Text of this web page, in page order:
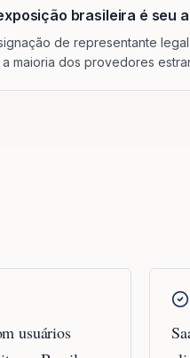
brasileira é seu
de representante
maioria dos provedores
usuários